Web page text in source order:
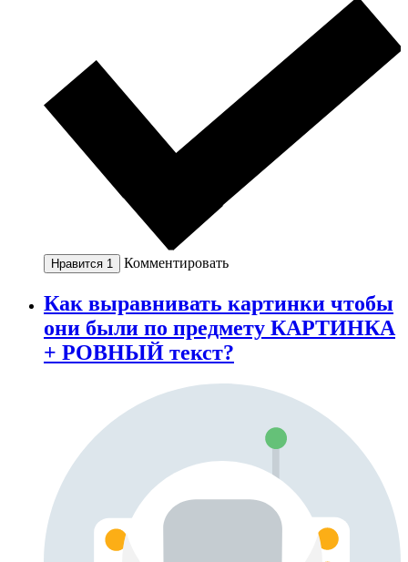
Нравится 1 Комментировать
Как выравнивать картинки чтобы
они были по предмету КАРТИНКА
+ РОВНЫЙ текст?